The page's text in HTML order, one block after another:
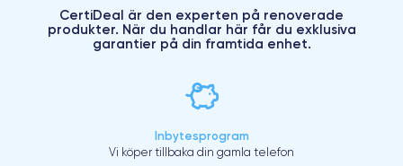
CertiDeal är den experten på renoverade
produkter. När du handlar här får du exklusiva
garantier på din framtida enhet.
Inbytesprogram
Vi köper tillbaka din gamla telefon